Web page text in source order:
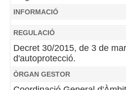
INFORMACIÓ
REGULACIÓ
Decret 30/2015, de 3 de
d'autoprotecció.
ÒRGAN GESTOR